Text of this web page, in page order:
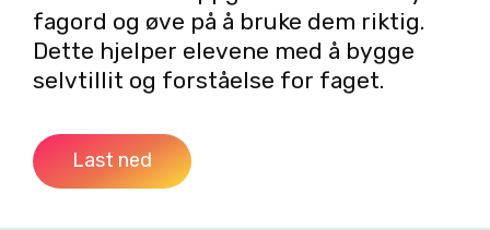
fagord og øve på å bruke dem riktig.
Dette hjelper elevene med å bygge
selvtillit og forståelse for faget.
Last ned